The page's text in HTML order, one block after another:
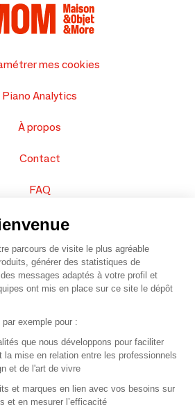
mes cookies
Piano Analytics
À propos
Contact
FAQ
vos produits
Plan du site
–Organisation SAFI
Recrutement
parcours de visite le plus agréable
générer des statistiques de
messages adaptés à votre profil et
ont mis en place sur ce site le dépôt
exemple pour :
que nous développons pour faciliter
la mise en relation entre les professionnels
et de l'art de vivre
et marques en lien avec vos besoins sur
et en mesurer l’efficacité